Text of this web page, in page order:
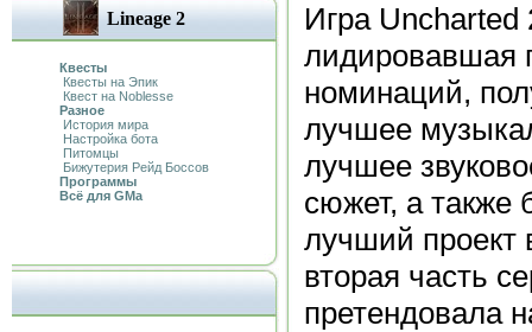
Lineage 2
Квесты
Квесты на Эпик
Квест на Noblesse
Разное
История мира
Настройка бота
Питомцы
Бижутерия Рейд Боссов
Программы
Всё для GMa
Игра Uncharted
лидировавшая
номинаций,
лучшее
лучшее
сюжет, а также
лучший проект
вторая часть
претендовала